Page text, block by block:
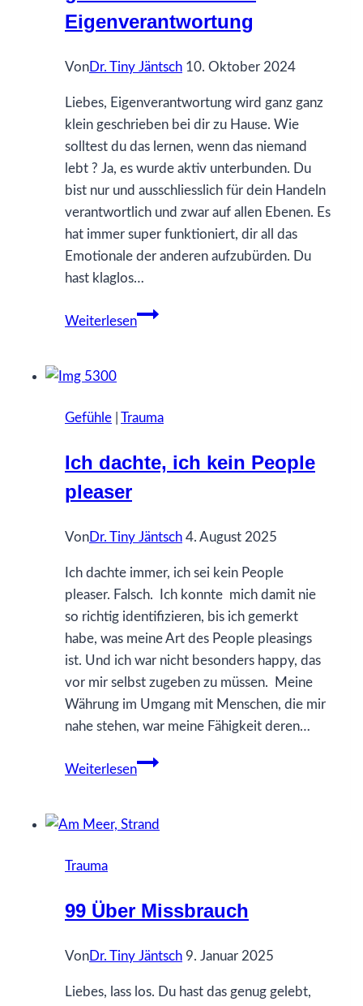
Eigenverantwortung
VonDr. Tiny Jäntsch 10. Oktober 2024
Liebes, Eigenverantwortung wird ganz ganz
klein geschrieben bei dir zu Hause. Wie
solltest du das lernen, wenn das niemand
lebt ? Ja, es wurde aktiv unterbunden. Du
bist nur und ausschliesslich für dein Handeln
verantwortlich und zwar auf allen Ebenen. Es
hat immer super funktioniert, dir all das
Emotionale der anderen aufzubürden. Du
hast klaglos…
Weiterlesen
34
gewusst
über
Gefühle Trauma
Ich dachte, ich kein People
pleaser
VonDr. Tiny Jäntsch 4. August 2025
Ich dachte immer, ich sei kein People
pleaser. Falsch. Ich konnte mich damit nie
so richtig identifizieren, bis ich gemerkt
habe, was meine Art des People pleasings
ist. Und ich war nicht besonders happy, das
vor mir selbst zugeben zu müssen. Meine
Währung im Umgang mit Menschen, die mir
nahe stehen, war meine Fähigkeit deren…
Weiterlesen
Ich
kein
Trauma
99 Über Missbrauch
VonDr. Tiny Jäntsch 9. Januar 2025
Liebes, lass los. Du hast das genug gelebt,